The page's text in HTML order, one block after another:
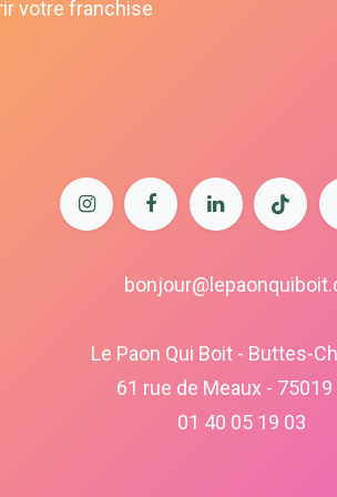
Le Paon Qui Boit - Buttes-
61 rue de Meaux - 75019
01 40 05 19 03
votre franchise